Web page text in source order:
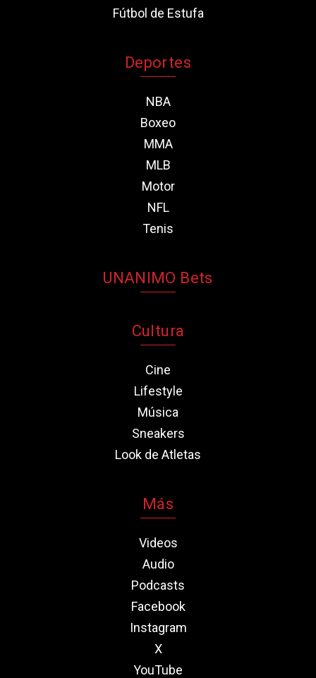
Fútbol de Estufa
Deportes
NBA
Boxeo
MMA
MLB
Motor
NFL
Tenis
UNANIMO Bets
Cultura
Cine
Lifestyle
Música
Sneakers
Look de Atletas
Más
Videos
Audio
Podcasts
Facebook
Instagram
X
YouTube